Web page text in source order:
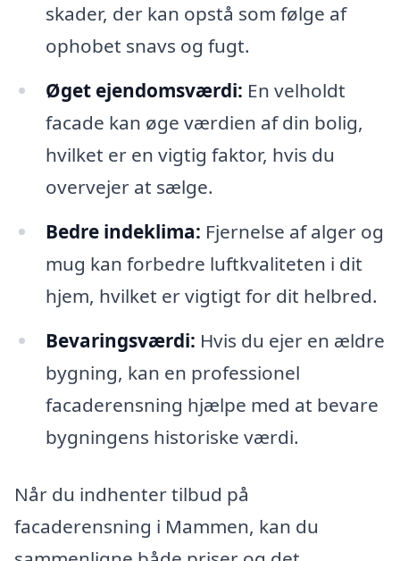
skader, der kan opstå som følge af
ophobet snavs og fugt.
Øget ejendomsværdi: En velholdt
facade kan øge værdien af din bolig,
hvilket er en vigtig faktor, hvis du
overvejer at sælge.
Bedre indeklima: Fjernelse af alger og
mug kan forbedre luftkvaliteten i dit
hjem, hvilket er vigtigt for dit helbred.
Bevaringsværdi: Hvis du ejer en ældre
bygning, kan en professionel
facaderensning hjælpe med at bevare
bygningens historiske værdi.
Når du indhenter tilbud på
facaderensning i Mammen, kan du